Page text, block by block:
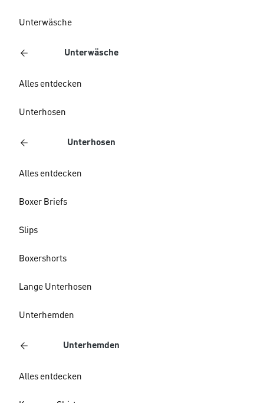
Unterwäsche
Unterwäsche
Alles entdecken
Unterhosen
Unterhosen
Alles entdecken
Boxer Briefs
Slips
Boxershorts
Lange Unterhosen
Unterhemden
Unterhemden
Alles entdecken